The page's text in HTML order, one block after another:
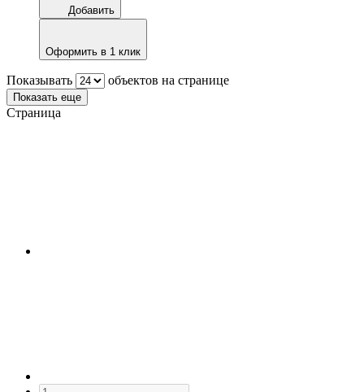
Добавить
Оформить в 1 клик
Показывать объектов на странице
Показать еще
Страница